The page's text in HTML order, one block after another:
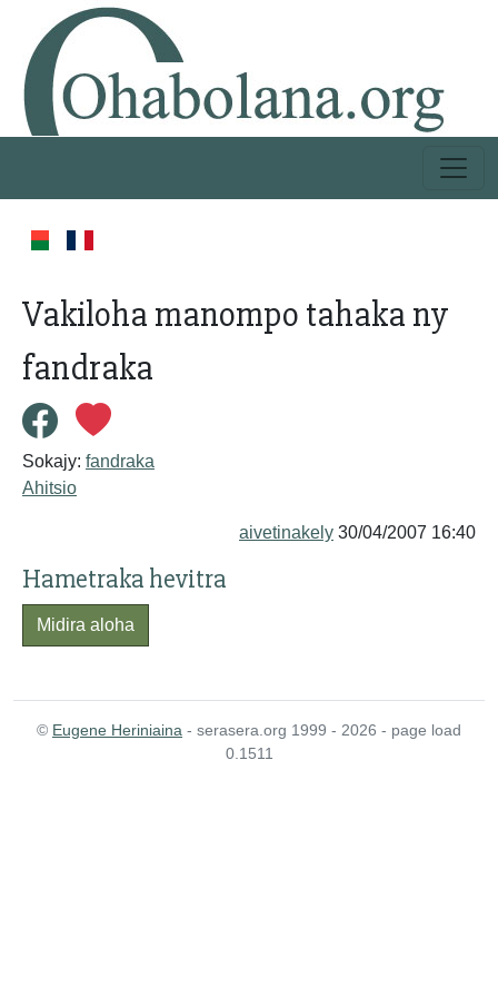
Vakiloha manompo tahaka ny
fandraka
Sokajy: fandraka
Ahitsio
aivetinakely 30/04/2007 16:40
Hametraka hevitra
Midira aloha
© Eugene Heriniaina - serasera.org 1999 - 2026 - page load
0.1511